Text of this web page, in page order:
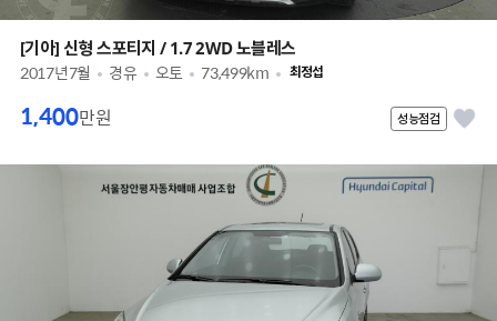
[기아] 신형 스포티지 / 1.7 2WD 노블레스
2017년7월 경유 오토 73,499km 최정섭
성능점검
1,400만원